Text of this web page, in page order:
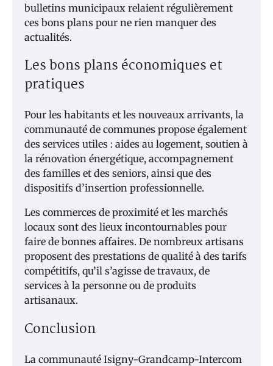
bulletins municipaux relaient régulièrement
ces bons plans pour ne rien manquer des
actualités.
Les bons plans économiques et
pratiques
Pour les habitants et les nouveaux arrivants, la
communauté de communes propose également
des services utiles : aides au logement, soutien à
la rénovation énergétique, accompagnement
des familles et des seniors, ainsi que des
dispositifs d’insertion professionnelle.
Les commerces de proximité et les marchés
locaux sont des lieux incontournables pour
faire de bonnes affaires. De nombreux artisans
proposent des prestations de qualité à des tarifs
compétitifs, qu’il s’agisse de travaux, de
services à la personne ou de produits
artisanaux.
Conclusion
La communauté Isigny-Grandcamp-Intercom